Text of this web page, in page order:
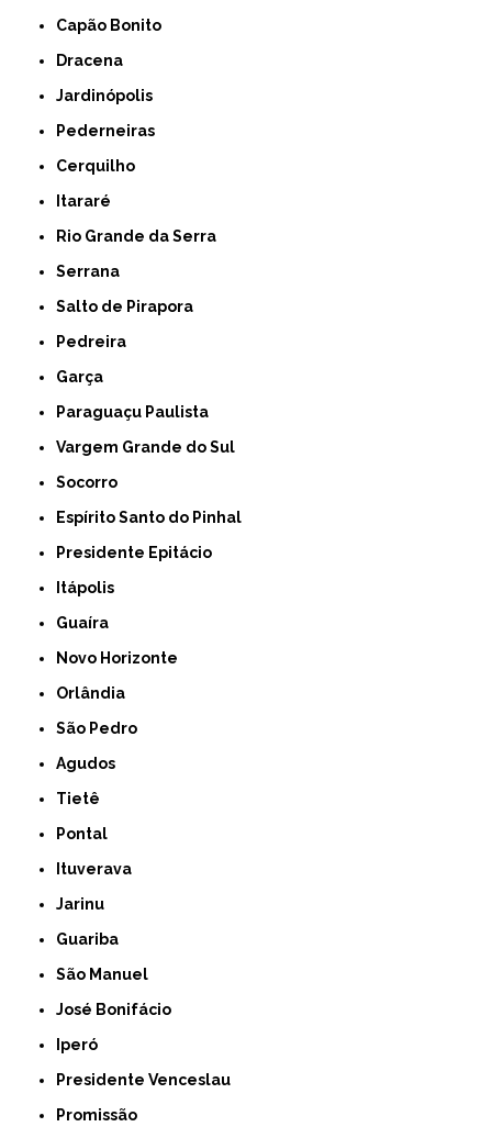
Capão Bonito
Dracena
Jardinópolis
Pederneiras
Cerquilho
Itararé
Rio Grande da Serra
Serrana
Salto de Pirapora
Pedreira
Garça
Paraguaçu Paulista
Vargem Grande do Sul
Socorro
Espírito Santo do Pinhal
Presidente Epitácio
Itápolis
Guaíra
Novo Horizonte
Orlândia
São Pedro
Agudos
Tietê
Pontal
Ituverava
Jarinu
Guariba
São Manuel
José Bonifácio
Iperó
Presidente Venceslau
Promissão